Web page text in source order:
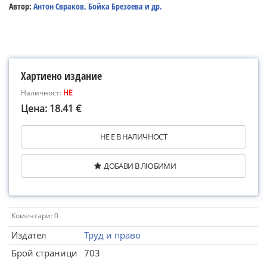
Автор: Антон Свраков, Бойка Брезоева и др.
Хартиено издание
Наличност: НЕ
Цена: 18.41 €
НЕ Е В НАЛИЧНОСТ
ДОБАВИ В ЛЮБИМИ
Коментари: 0
Издател
Труд и право
Брой страници 703